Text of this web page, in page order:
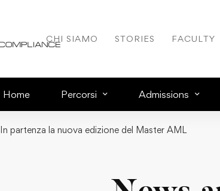
CHI SIAMO STORIES FACULTY
Home Percorsi Admissions
In partenza la nuova edizione del Master AML